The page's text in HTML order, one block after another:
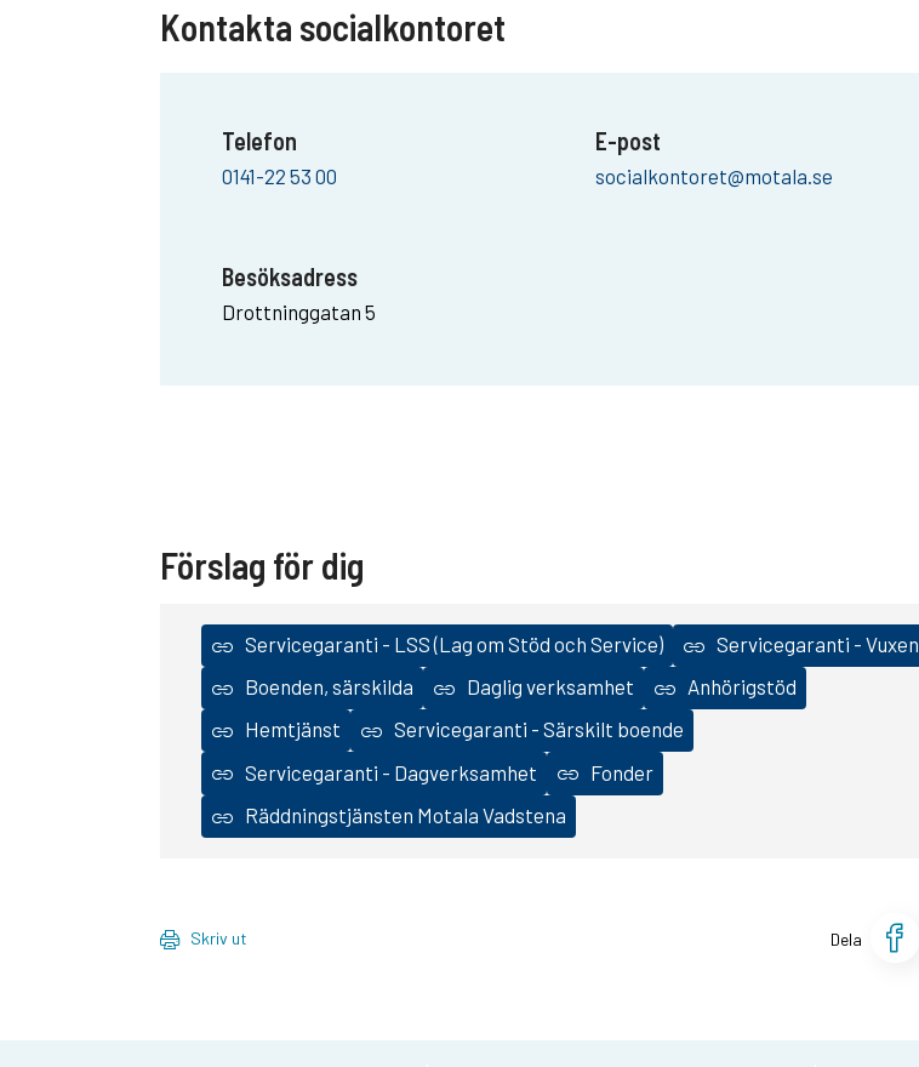
Kontakta socialkontoret
Telefon
0141-22 53 00
E-post
socialkontoret@motala.se
Besöksadress
Drottninggatan 5
Förslag för dig
Servicegaranti - LSS (Lag om Stöd och Service)
Servicegaranti - Vuxen
Boenden, särskilda
Daglig verksamhet
Anhörigstöd
Hemtjänst
Servicegaranti - Särskilt boende
Servicegaranti - Dagverksamhet
Fonder
Räddningstjänsten Motala Vadstena
Skriv ut Dela